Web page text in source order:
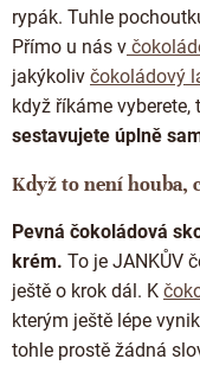
rypák. Tuhle
Přímo u nás v
jakýkoliv čokoládový
když říkáme
sestavujete úplně
Když to není houba,
Pevná čokoládová
krém. To je JANKŮV
ještě o krok dál. K
kterým ještě lépe
tohle prostě žádná